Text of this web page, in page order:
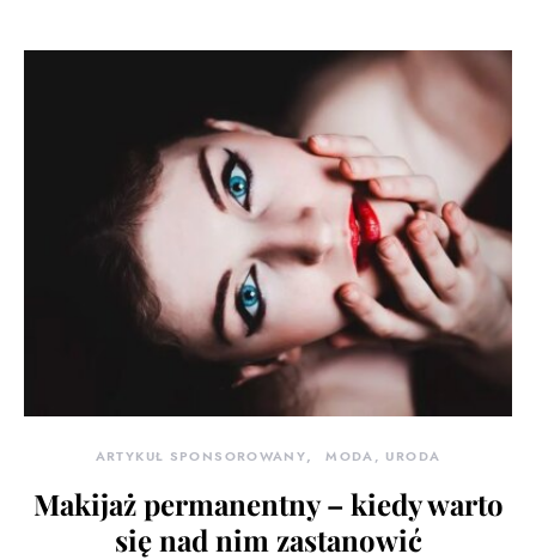
ARTYKUŁ SPONSOROWANY MODA, URODA
Makijaż permanentny – kiedy warto
się nad nim zastanowić